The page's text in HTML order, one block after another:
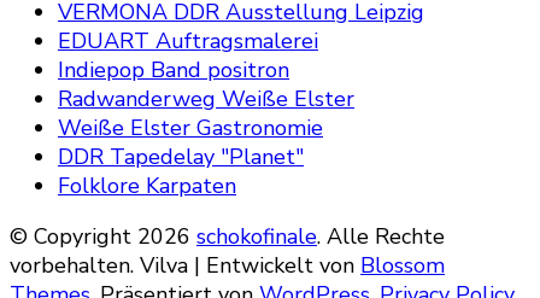
VERMONA DDR Ausstellung Leipzig
EDUART Auftragsmalerei
Indiepop Band positron
Radwanderweg Weiße Elster
Weiße Elster Gastronomie
DDR Tapedelay "Planet"
Folklore Karpaten
© Copyright 2026 schokofinale. Alle Rechte
vorbehalten. Vilva | Entwickelt von Blossom